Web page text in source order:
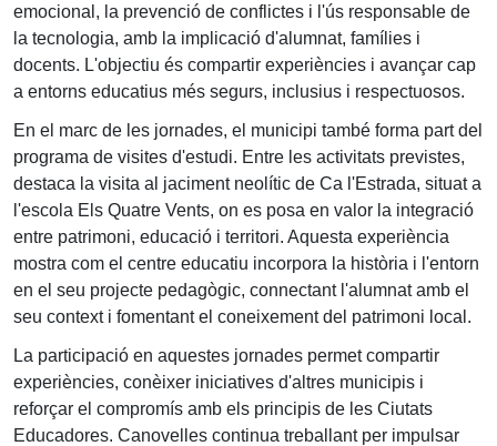
emocional, la prevenció de conflictes i l'ús responsable de
la tecnologia, amb la implicació d'alumnat, famílies i
docents. L'objectiu és compartir experiències i avançar cap
a entorns educatius més segurs, inclusius i respectuosos.
En el marc de les jornades, el municipi també forma part del
programa de visites d'estudi. Entre les activitats previstes,
destaca la visita al jaciment neolític de Ca l'Estrada, situat a
l'escola Els Quatre Vents, on es posa en valor la integració
entre patrimoni, educació i territori. Aquesta experiència
mostra com el centre educatiu incorpora la història i l'entorn
en el seu projecte pedagògic, connectant l'alumnat amb el
seu context i fomentant el coneixement del patrimoni local.
La participació en aquestes jornades permet compartir
experiències, conèixer iniciatives d'altres municipis i
reforçar el compromís amb els principis de les Ciutats
Educadores. Canovelles continua treballant per impulsar